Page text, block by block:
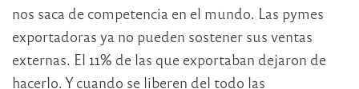
nos saca de competencia en el mundo. Las pymes
exportadoras ya no pueden sostener sus ventas
externas. El 11% de las que exportaban dejaron de
hacerlo. Y cuando se liberen del todo las